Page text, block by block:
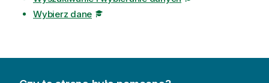
Wybierz dane